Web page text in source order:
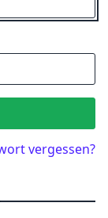
vergessen?